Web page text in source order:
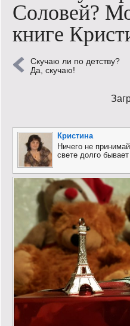
Кинообзор
Книгообзор
Лаконизмы
Риторика
Слово гостям
Философские
Этот огромный мир!
Соловей?
книге
Скучаю ли по детству?
Да, скучаю!
Кристина
Ничего не
свете долго